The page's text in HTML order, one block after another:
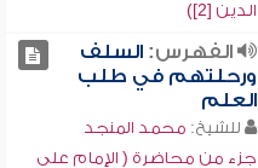
الدين [2])
الفهرس:السلف
ورحلتهم في طلب
العلم
للشيخ: محمد المنجد
جزء من محاضرة ( الإمام علي